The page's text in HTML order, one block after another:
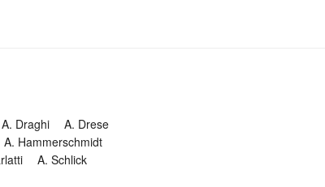
A. Draghi
A. Drese
A. Hammerschmidt
A. Schlick